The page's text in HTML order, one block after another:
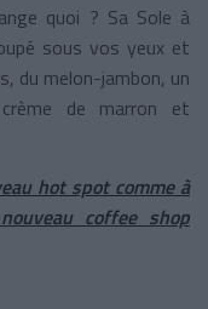
quoi ? Sa Sole à
sous vos yeux et
du melon-jambon, un
de marron et
hot spot comme à
coffee shop